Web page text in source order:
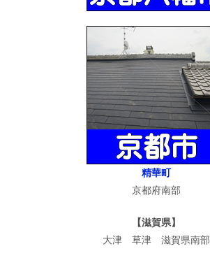
精華町
京都府南部
【滋賀県】
大津 草津 滋賀県南部